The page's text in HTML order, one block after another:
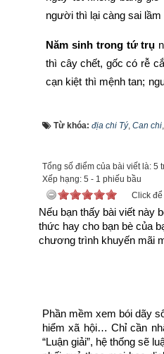
người thì lại càng sai
Năm sinh trong tứ trụ
thì cây chết, gốc có rễ
cạn kiệt thì mệnh tan;
Một là phải xem
Hai là xét mối
Ba là xét tới mối
Tháng sinh trong tứ trụ
Ngày sinh trong tứ trụ
nguyên suy nhược, hoa
vừa ít mà lại không ngon
Như vậy các bạn thấy
Từ khóa: địa chi Tý, Can chi,
Tổng số điểm của bài viết là: 5
Xếp hạng: 5 - 1 phiếu bầu
Click
Nếu bạn thấy bài viết này
thức hay cho bạn bè của
chương trình khuyến mãi
Phần mềm xem bói dãy
hiểm xã hội… Chỉ cần
“Luận giải”, hệ thống sẽ